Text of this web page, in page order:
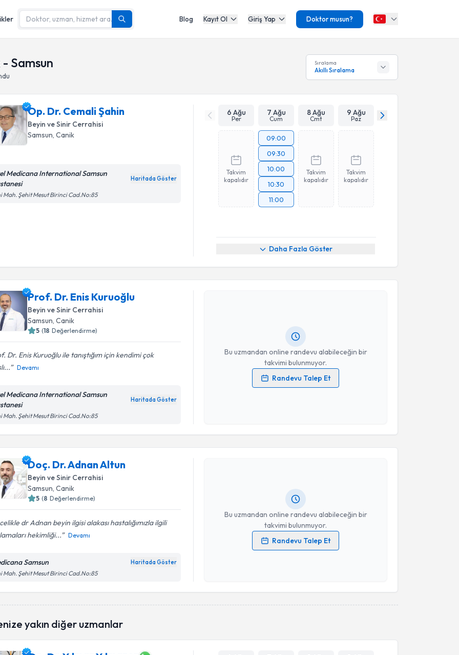
Blog Kayıt Ol Giriş Yap Doktor musun?
Samsun Sıralama
Akıllı Sıralama
Op. Dr. Cemali Şahin
Beyin ve Sinir Cerrahisi
Samsun,Canik
Medicana International Samsun
Haritada Göster
Mah. Şehit Mesut Birinci Cad.No:85
6 Ağu
Per
7 Ağu
Cum
8 Ağu
Cmt
9 Ağu
Paz
Takvim
kapalıdır
09:00
09:30
10:00
10:30
11:00
Takvim
kapalıdır
Takvim
kapalıdır
Daha Fazla Göster
Prof. Dr. Enis Kuruoğlu
Beyin ve Sinir Cerrahisi
Samsun ,Canik
5 (18 Değerlendirme)
Dr. Enis Kuruoğlu ile tanıştığım için kendimi çok
Devamı
Medicana International Samsun
Haritada Göster
Mah. Şehit Mesut Birinci Cad.No:85
Bu uzmandan online randevu alabileceğin bir
takvimi bulunmuyor.
Randevu Talep Et
Kişisel verilerimin işlenmesine ilişkinAydınlatma Metni
Doç. Dr. Adnan Altun
Beyin ve Sinir Cerrahisi
Samsun ,Canik
5 (8 Değerlendirme)
dr Adnan beyin ilgisi alakası hastalığımızla ilgili
hekimliği...
Devamı
Samsun Haritada Göster
Mah. Şehit Mesut Birinci Cad.No:85
Bu uzmandan online randevu alabileceğin bir
takvimi bulunmuyor.
Randevu Talep Et
Randevu Takvimi Talebi
Doç. Dr. Adnan Altun
Kişisel verilerimin işlenmesine ilişkinAydınlatma Metni
Takvim Talebini Gönder
yakın diğer uzmanlar